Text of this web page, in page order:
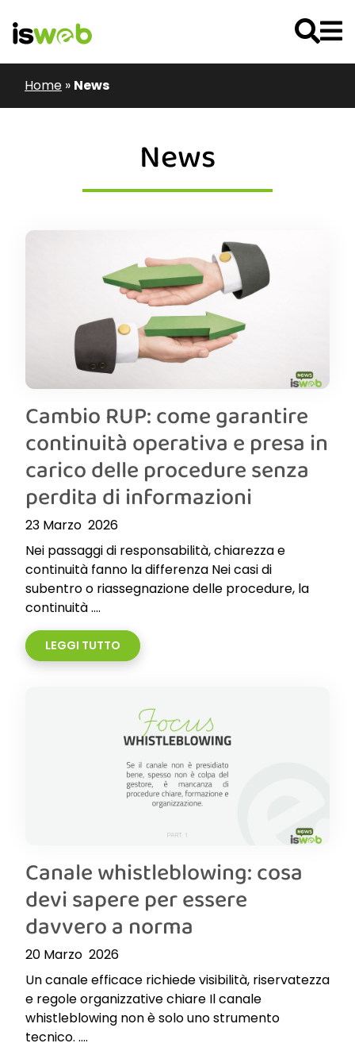
Home » News
News
Cambio RUP: come garantire
continuità operativa e presa in
carico delle procedure senza
perdita di informazioni
23 Marzo 2026
Nei passaggi di responsabilità, chiarezza e
continuità fanno la differenza Nei casi di
subentro o riassegnazione delle procedure, la
continuità ....
LEGGI TUTTO
Canale whistleblowing: cosa
devi sapere per essere
davvero a norma
20 Marzo 2026
Un canale efficace richiede visibilità, riservatezza
e regole organizzative chiare Il canale
whistleblowing non è solo uno strumento
tecnico. ....